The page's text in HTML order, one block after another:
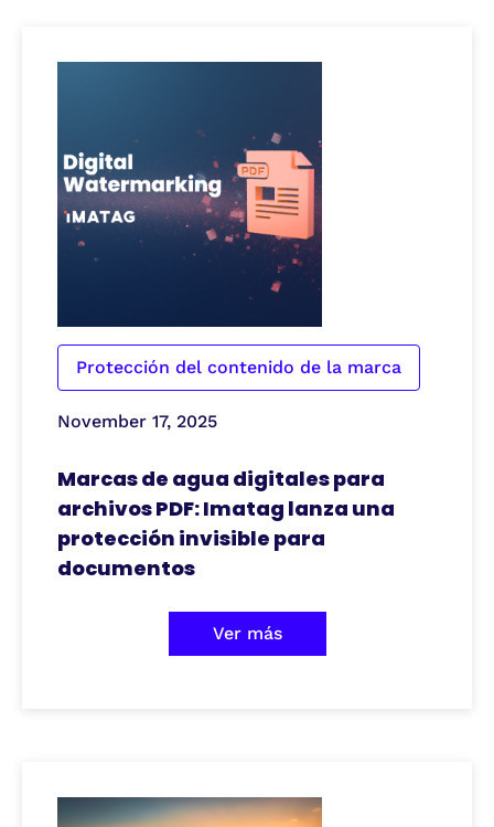
Protección del contenido de la marca
November 17, 2025
Marcas de agua digitales para
archivos PDF: Imatag lanza una
protección invisible para
documentos
Ver más